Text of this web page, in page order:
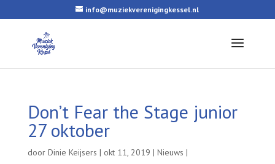
info@muziekverenigingkessel.nl
Don’t Fear the Stage junior
27 oktober
door Dinie Keijsers | okt 11, 2019 | Nieuws |